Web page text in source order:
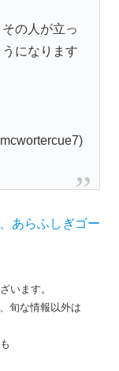
の人が立っ
になります
あらふしぎゴー
います。
旬な情報以外は